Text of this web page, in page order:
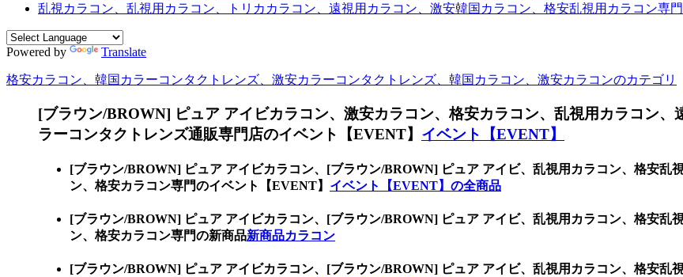
乱視カラコン、乱視用カラコン、トリカカラコン、遠視用カラコン、激安韓国カラコン、格安乱視用カラコン専門
Powered by Translate
格安カラコン、韓国カラーコンタクトレンズ、激安カラーコンタクトレンズ、韓国カラコン、激安カラコンのカテゴリ
[ブラウン/BROWN] ピュア アイビカラコン、 激安カラコン、格安カラコン、乱視用カラコン
ラーコンタクトレンズ通販専門店のイベント【EVENT】 イベント【EVENT】
[ブラウン/BROWN] ピュア アイビカラコン、 [ブラウン/BROWN] ピュア アイビ、乱視用カラコン、格安乱
ン、格安カラコン専門のイベント【EVENT】 イベント【EVENT】の全商品
[ブラウン/BROWN] ピュア アイビカラコン、 [ブラウン/BROWN] ピュア アイビ、乱視用カラコン、格安乱
ン、格安カラコン専門の新商品新商品カラコン
[ブラウン/BROWN] ピュア アイビカラコン、 [ブラウン/BROWN] ピュア アイビ、乱視用カラコン、格安乱